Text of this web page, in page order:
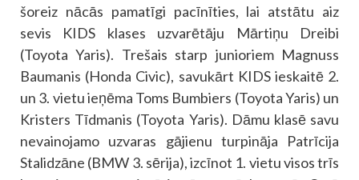
šoreiz nācās pamatīgi pacīnīties, lai atstātu aiz
sevis KIDS klases uzvarētāju Mārtiņu Dreibi
(Toyota Yaris). Trešais starp junioriem Magnuss
Baumanis (Honda Civic), savukārt KIDS ieskaitē 2.
un 3. vietu ieņēma Toms Bumbiers (Toyota Yaris) un
Kristers Tīdmanis (Toyota Yaris). Dāmu klasē savu
nevainojamo uzvaras gājienu turpināja Patrīcija
Stalidzāne (BMW 3. sērija), izcīnot 1. vietu visos trīs